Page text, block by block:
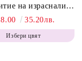
на израснали
Кафяво - Labor Pro
Retouch Powder -
Brown H642
35.20лв.
Избери цвят